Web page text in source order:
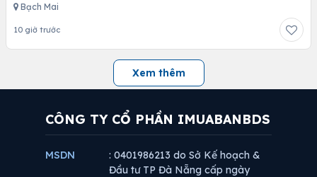
Bạch Mai
10 giờ trước
Xem thêm
CÔNG TY CỔ PHẦN IMUABANBDS
MSDN
: 0401986213 do Sở Kế hoạch &
Đầu tư TP Đà Nẵng cấp ngày